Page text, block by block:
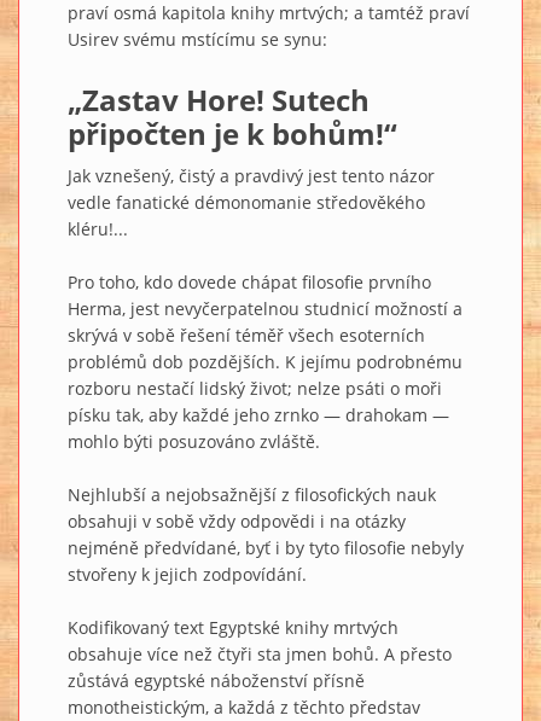
praví osmá kapitola knihy mrtvých; a tamtéž praví
Usirev svému mstícímu se synu:
„Zastav Hore! Sutech
připočten je k bohům!“
Jak vznešený, čistý a pravdivý jest tento názor
vedle fanatické démonomanie středověkého
kléru!...
Pro toho, kdo dovede chápat filosofie prvního
Herma, jest nevyčerpatelnou studnicí možností a
skrývá v sobě řešení téměř všech esoterních
problémů dob pozdějších. K jejímu podrobnému
rozboru nestačí lidský život; nelze psáti o moři
písku tak, aby každé jeho zrnko — drahokam —
mohlo býti posuzováno zvláště.
Nejhlubší a nejobsažnější z filosofických nauk
obsahuji v sobě vždy odpovědi i na otázky
nejméně předvídané, byť i by tyto filosofie nebyly
stvořeny k jejich zodpovídání.
Kodifikovaný text Egyptské knihy mrtvých
obsahuje více než čtyři sta jmen bohů. A přesto
zůstává egyptské náboženství přísně
monotheistickým, a každá z těchto představ